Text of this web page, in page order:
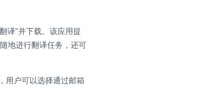
译”并下载。该应用提
地进行翻译任务，还可
用户可以选择通过邮箱